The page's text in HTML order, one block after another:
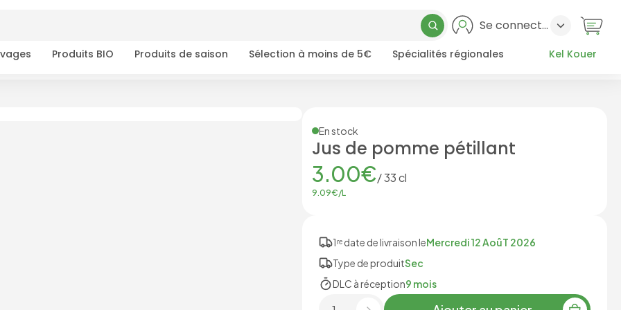
Se connecter
Produits BIO Produits de saison Sélection à moins de 5€
Spécialités régionales
Kel Kouer
En stock
Jus de pomme pétillant
3.00€/33cl
9.09€/L
1ʳᵉ date de livraison leMercredi 12 AoûT 2026
Type de produitSec
DLC à réception9 mois